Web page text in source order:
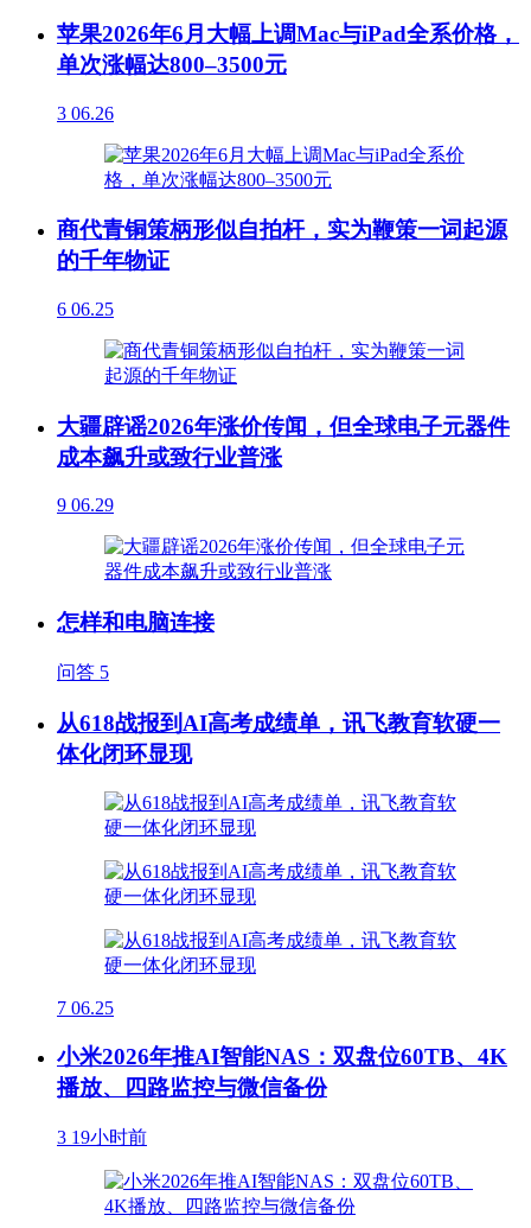
苹果2026年6月大幅上调Mac与iPad全系价格，
单次涨幅达800–3500元
3 06.26
商代青铜策柄形似自拍杆，实为鞭策一词起源
的千年物证
6 06.25
大疆辟谣2026年涨价传闻，但全球电子元器件
成本飙升或致行业普涨
9 06.29
怎样和电脑连接
问答 5
从618战报到AI高考成绩单，讯飞教育软硬一
体化闭环显现
7 06.25
小米2026年推AI智能NAS：双盘位60TB、4K
播放、四路监控与微信备份
3 19小时前